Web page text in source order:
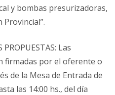
y bombas presurizadoras,
PROPUESTAS: Las
firmadas por el oferente o
de la Mesa de Entrada de
las 14:00 hs., del día